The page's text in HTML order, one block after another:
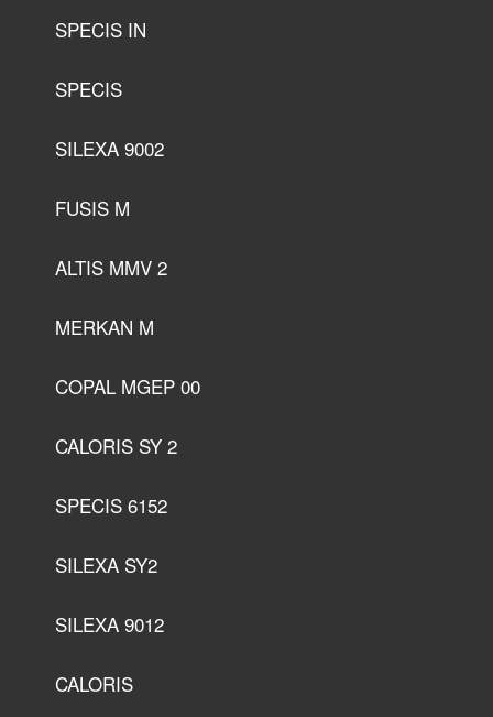
SPECIS IN
SPECIS
SILEXA 9002
FUSIS M
ALTIS MMV 2
MERKAN M
COPAL MGEP 00
CALORIS SY 2
SPECIS 6152
SILEXA SY2
SILEXA 9012
CALORIS